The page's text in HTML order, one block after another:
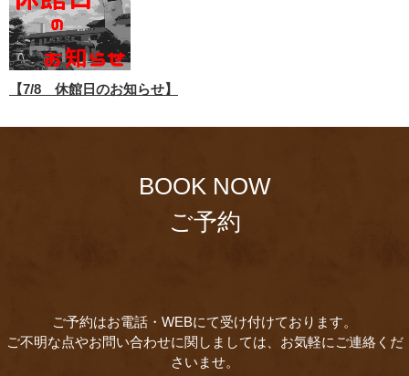
【7/8 休館日のお知らせ】
BOOK NOW
ご予約
ご予約はお電話・WEBにて受け付けております。
ご不明な点やお問い合わせに関しましては、お気軽にご連絡くだ
さいませ。